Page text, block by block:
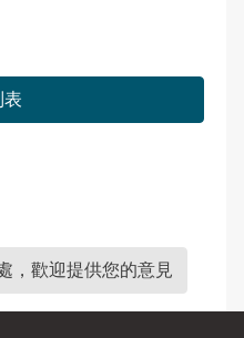
表
，歡迎提供您的意見